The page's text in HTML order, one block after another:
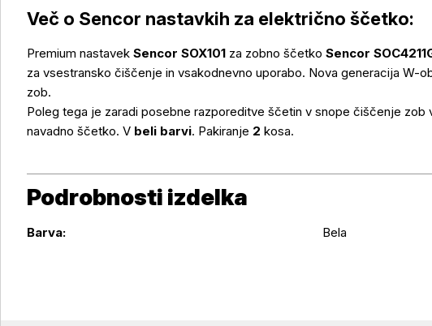
Več o izdelku
Več o Sencor nastavkih za električno ščetko:
Premium nastavek Sencor SOX101 za zobno ščetko Sencor
za vsestransko čiščenje in vsakodnevno uporabo. Nova generacija W-
zob.
Poleg tega je zaradi posebne razporeditve ščetin v snope čiščenje zob
navadno ščetko. V beli barvi. Pakiranje 2 kosa.
Podrobnosti izdelka
Barva: Bela